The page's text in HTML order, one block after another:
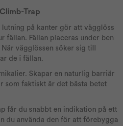
Trap
på kanter gör att vägglöss
fällan. Fällan placeras under ben
vägglössen söker sig till
de i fällan.
Skapar en naturlig barriär
som faktiskt är det bästa betet
får du snabbt en indikation på ett
du använda den för att förebygga